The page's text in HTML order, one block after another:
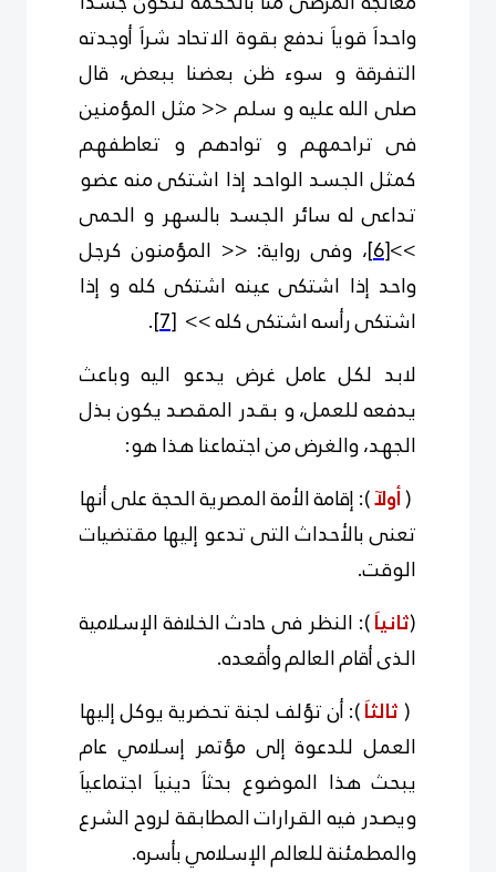
واحداَ قوياَ ندفع بقوة الاتحاد شراَ أوجدته
التفرقة و سوء ظن بعضنا ببعض، قال
صلى الله عليه و سلم << مثل المؤمنين
فى تراحمهم و توادهم و تعاطفهم
كمثل الجسد الواحد إذا اشتكى منه عضو
تداعى له سائر الجسد بالسهر و الحمى
>>
[6] ، وفى رواية: << المؤمنون كرجل
واحد إذا اشتكى عينه اشتكى كله و إذا
اشتكى رأسه اشتكى كله >> [7]
.
لابد لكل عامل غرض يدعو اليه وباعث
يدفعه للعمل، و بقدر المقصد يكون بذل
الجهد، والغرض من اجتماعنا هذا هو:
(أولآ): إقامة الأمة المصرية الحجة على أنها
تعنى بالأحداث التى تدعو إليها مقتضيات
الوقت.
(ثانياَ): النظر فى حادث الخلافة الإسلامية
الذى أقام العالم وأقعده.
(ثالثاَ): أن تؤلف لجنة تحضرية يوكل إليها
العمل للدعوة إلى مؤتمر إسلامي عام
يبحث هذا الموضوع بحثاَ دينياَ اجتماعياَ
ويصدر فيه القرارات المطابقة لروح الشرع
والمطمئنة للعالم الإسلامي بأسره.